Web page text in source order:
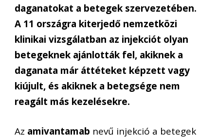
daganatokat a betegek szervezetében.
A 11 országra kiterjedő nemzetközi
klinikai vizsgálatban az injekciót olyan
betegeknek ajánlották fel, akiknek a
daganata már áttéteket képzett vagy
kiújult, és akiknek a betegsége nem
reagált más kezelésekre.
Az amivantamab nevű injekció a betegek